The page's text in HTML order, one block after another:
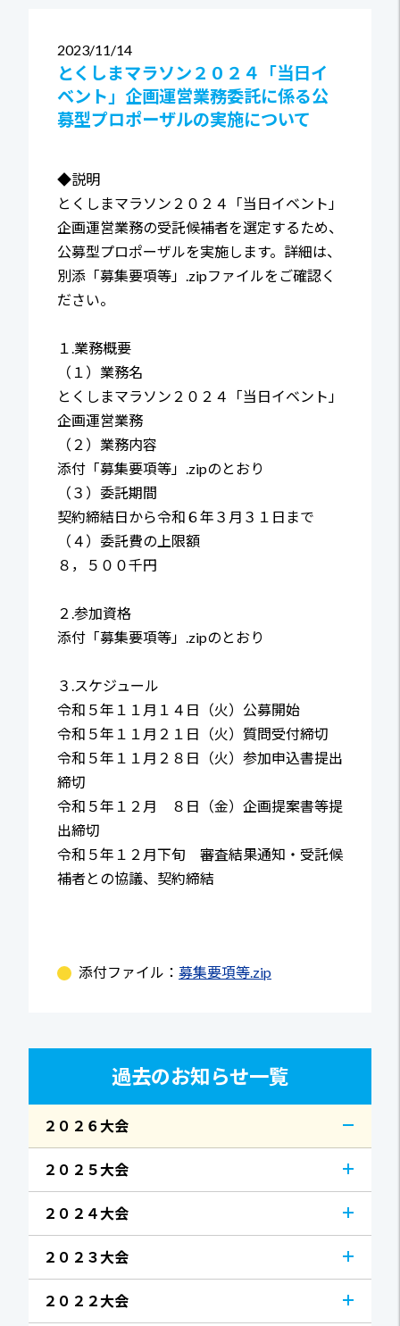
2023 11/14
とくしまマラソン２０２４「当日イ
ベント」企画運営業務委託に係る公
募型プロポーザルの実施について
◆説明
とくしまマラソン２０２４「当日イベント」
企画運営業務の受託候補者を選定するため、
公募型プロポーザルを実施します。詳細は、
別添「募集要項等」.zipファイルをご確認く
ださい。
１.業務概要
（１）業務名
とくしまマラソン２０２４「当日イベント」
企画運営業務
（２）業務内容
添付「募集要項等」.zipのとおり
（３）委託期間
契約締結日から令和６年３月３１日まで
（４）委託費の上限額
８，５００千円
２.参加資格
添付「募集要項等」.zipのとおり
３.スケジュール
令和５年１１月１４日（火）公募開始
令和５年１１月２１日（火）質問受付締切
令和５年１１月２８日（火）参加申込書提出
締切
令和５年１２月 ８日（金）企画提案書等提
出締切
令和５年１２月下旬 審査結果通知・受託候
補者との協議、契約締結
添付ファイル： 募集要項等.zip
過去のお知らせ一覧
２０２６大会
２０２５大会
２０２４大会
２０２３大会
２０２２大会